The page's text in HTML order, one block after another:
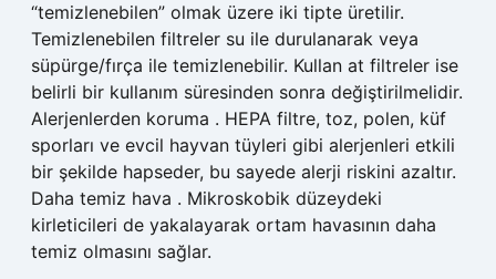
“temizlenebilen” olmak üzere iki tipte üretilir.
Temizlenebilen filtreler su ile durulanarak veya
süpürge/fırça ile temizlenebilir. Kullan at filtreler ise
belirli bir kullanım süresinden sonra değiştirilmelidir.
Alerjenlerden koruma . HEPA filtre, toz, polen, küf
sporları ve evcil hayvan tüyleri gibi alerjenleri etkili
bir şekilde hapseder, bu sayede alerji riskini azaltır.
Daha temiz hava . Mikroskobik düzeydeki
kirleticileri de yakalayarak ortam havasının daha
temiz olmasını sağlar.